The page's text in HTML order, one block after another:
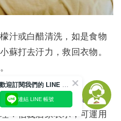
汁或白醋清洗，如是食物
蘇打去汙力，救回衣物。
而發黃，或者不小心沾到
？信義居家表示，可運用
歡迎訂閱我們的 LINE 官方帳號
連結 LINE 帳號